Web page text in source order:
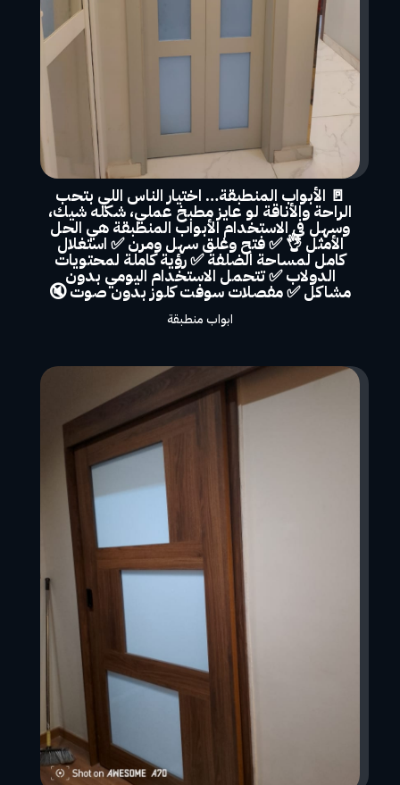
🚪 الأبواب المنطبقة… اختيار الناس اللي بتحب
الراحة والأناقة لو عايز مطبخ عملي، شكله شيك،
وسهل في الاستخدام الأبواب المنطبقة هي الحل
الأمثل 👌 ✅ فتح وغلق سهل ومرن ✅ استغلال
كامل لمساحة الضلفة ✅ رؤية كاملة لمحتويات
الدولاب ✅ تتحمل الاستخدام اليومي بدون
مشاكل ✅ مفصلات سوفت كلوز بدون صوت 🔇
ابواب منطبقة